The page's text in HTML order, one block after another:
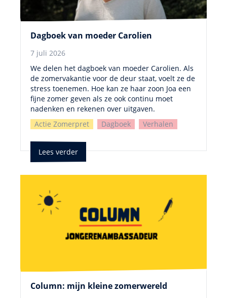
Dagboek van moeder Carolien
7 juli 2026
We delen het dagboek van moeder Carolien. Als
de zomervakantie voor de deur staat, voelt ze de
stress toenemen. Hoe kan ze haar zoon Joa een
fijne zomer geven als ze ook continu moet
nadenken en rekenen over uitgaven.
Actie Zomerpret
Dagboek Verhalen
Lees verder
Column: mijn kleine zomerwereld